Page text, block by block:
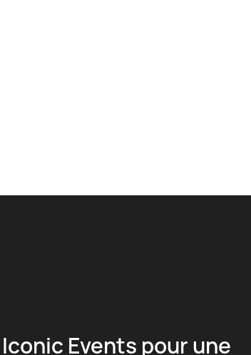
Events pour une